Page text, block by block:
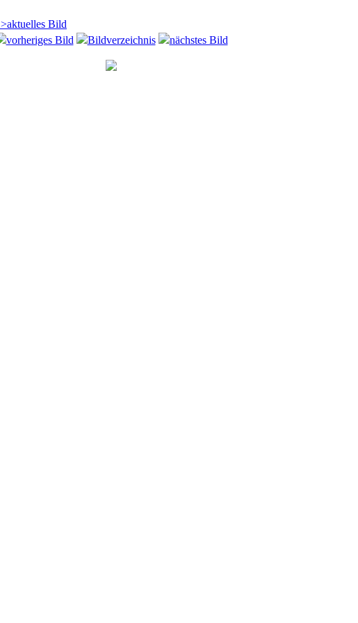
>aktuelles Bild
vorheriges Bild
Bildverzeichnis nächstes Bild